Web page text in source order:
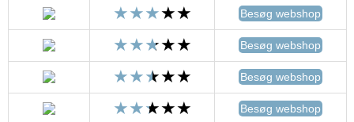
Besøg webshop
Besøg webshop
Besøg webshop
Besøg webshop